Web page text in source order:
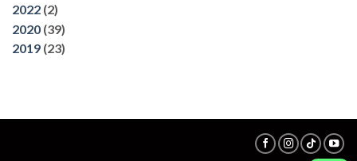
2022 (2)
2020 (39)
2019 (23)